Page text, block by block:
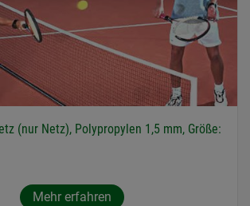
(nur Netz), Polypropylen 1,5 mm, Größe:
Mehr erfahren